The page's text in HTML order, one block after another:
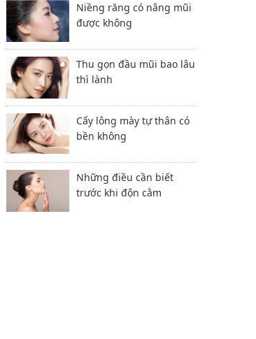
Niềng răng có nâng mũi
được không
Thu gọn đầu mũi bao lâu
thì lành
Cấy lông mày tự thân có
bền không
Những điều cần biết
trước khi độn cằm